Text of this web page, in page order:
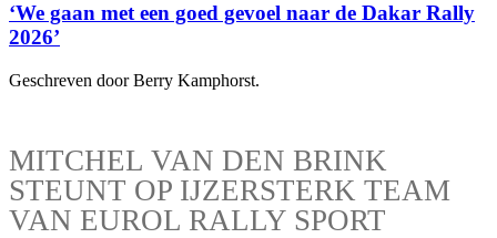
‘We gaan met een goed gevoel naar de Dakar Rally
2026’
Geschreven door Berry Kamphorst.
MITCHEL VAN DEN BRINK
STEUNT OP IJZERSTERK TEAM
VAN EUROL RALLY SPORT